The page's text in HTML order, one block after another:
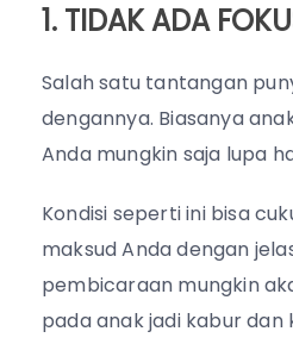
1. TIDAK ADA
Salah satu tantangan
dengannya. Biasanya
Anda mungkin saja lupa
Kondisi seperti ini bisa
maksud Anda dengan
pembicaraan mungkin
pada anak jadi kabur dan